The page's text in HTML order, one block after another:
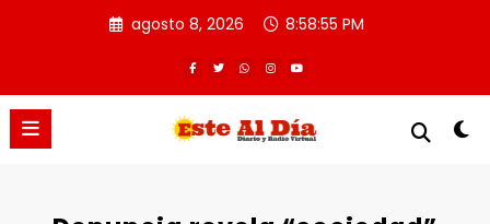
agosto 8, 2026 8:58:55 PM